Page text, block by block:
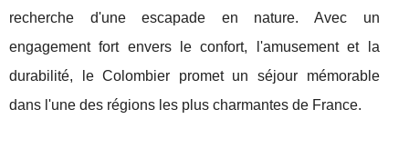
recherche d'une escapade en nature. Avec un
engagement fort envers le confort, l'amusement et la
durabilité, le Colombier promet un séjour mémorable
dans l'une des régions les plus charmantes de France.